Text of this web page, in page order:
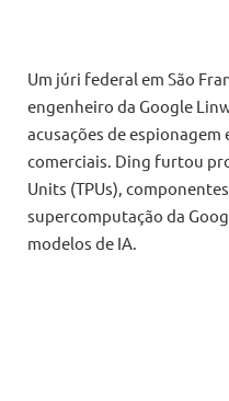
Um júri federal em São
engenheiro da Google
acusações de
comerciais. Ding furtou
Units (TPUs),
supercomputação da
modelos de IA.